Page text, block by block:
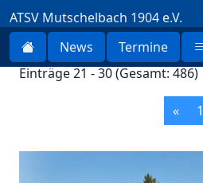
ATSV Mutschelbach 1904 e.V.
News
Termine
Einträge 21 - 30 (Gesamt: 486)
« 1